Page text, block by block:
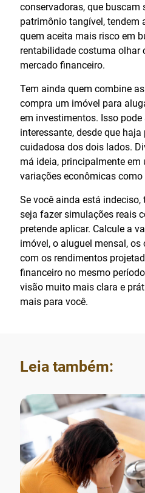
conservadoras, que buscam
patrimônio tangível, tendem
quem aceita mais risco em
rentabilidade costuma olhar
mercado financeiro.
Tem ainda quem combine
compra um imóvel para
em investimentos. Isso
interessante, desde que
cuidadosa dos dois lados.
má ideia, principalmente
variações econômicas como
Se você ainda está
seja fazer simulações reais
pretende aplicar. Calcule a
imóvel, o aluguel mensal,
com os rendimentos
financeiro no mesmo
visão muito mais clara e
mais para você.
Leia também: